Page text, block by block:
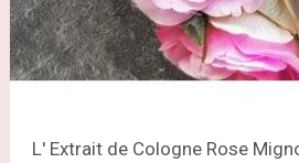
L' Extrait de Cologne Rose